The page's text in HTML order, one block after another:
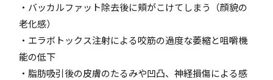
・バッカルファット除去後に頬がこけてしまう（顔貌の
老化感）
・エラボトックス注射による咬筋の過度な萎縮と咀嚼機
能の低下
・脂肪吸引後の皮膚のたるみや凹凸、神経損傷による感